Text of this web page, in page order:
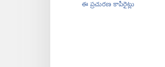
ఈ ప్రచురణ కాపీరైట్లు